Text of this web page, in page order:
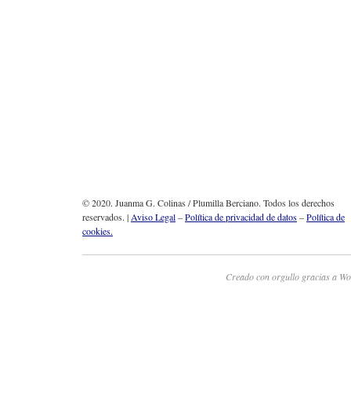
© 2020. Juanma G. Colinas / Plumilla Berciano. Todos los derechos
reservados. |Aviso Legal–Política de privacidad de datos–Política de
cookies.
Creado con orgullo gracias a